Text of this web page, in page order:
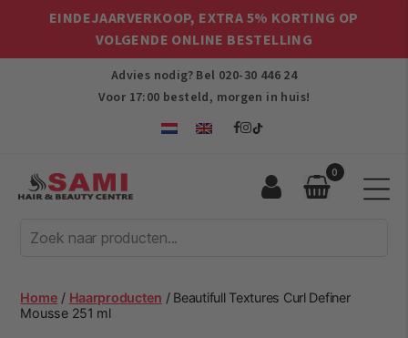
EINDEJAARVERKOOP, EXTRA 5% KORTING OP
VOLGENDE ONLINE BESTELLING
Advies nodig? Bel 020-30 446 24
Voor 17:00 besteld, morgen in huis!
Afro
Hair
Beauty
Centre
0
Home / Haarproducten / Beautifull Textures Curl Definer
Mousse 251 ml